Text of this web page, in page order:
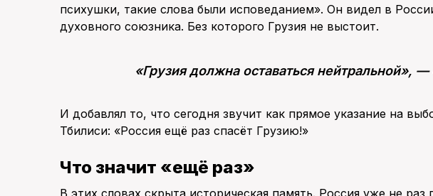
психушки, такие слова были исповеданием». Он видел в
духовного союзника. Без которого Грузия не выстоит.
«Грузия должна оставаться нейтральной», —
И добавлял то, что сегодня звучит как прямое указание на
Тбилиси: «Россия ещё раз спасёт Грузию!»
Что значит «ещё раз»
В этих словах скрыта историческая память. Россия уже не